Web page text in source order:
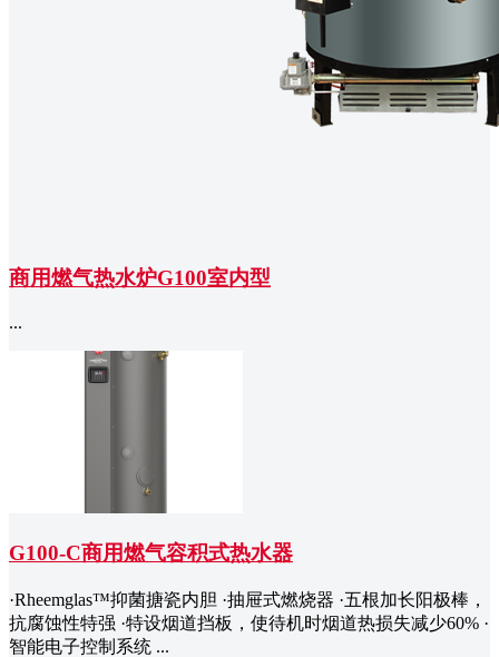
商用燃气热水炉G100室内型
...
G100-C商用燃气容积式热水器
·Rheemglas™抑菌搪瓷内胆 ·抽屉式燃烧器 ·五根加长阳极棒，
抗腐蚀性特强 ·特设烟道挡板，使待机时烟道热损失减少60% ·
智能电子控制系统 ...